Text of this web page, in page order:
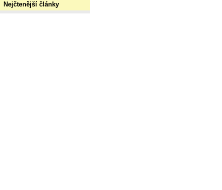
Nejčtenější články